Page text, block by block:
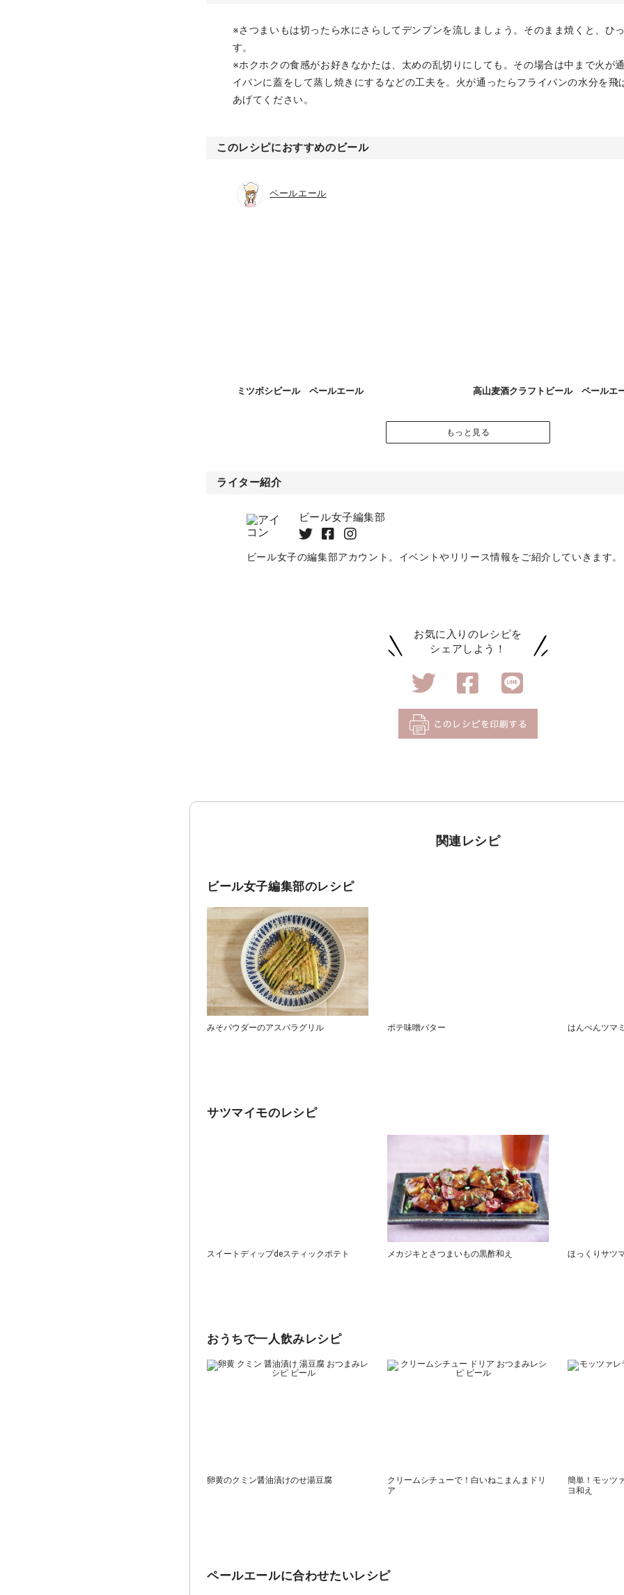
※さつまいもは切ったら水にさらしてデンプンを流しましょう。そのまま焼くと、ひ
す。
※ホクホクの食感がお好きなかたは、太めの乱切りにしても。その場合は中まで火が
イパンに蓋をして蒸し焼きにするなどの工夫を。火が通ったらフライパンの水分を飛
あげてください。
このレシピにおすすめのビール
ペールエール
ミツボシビール ペールエール 高山麦酒クラフトビール ペールエ
もっと見る
ライター紹介
ビール女子編集部
ビール女子の編集部アカウント。イベントやリリース情報をご紹介していきます。
お気に入りのレシピを
シェアしよう！
関連レシピ
ビール女子編集部のレシピ
みそパウダーのアスパラグリル ポテ味噌バター はんぺんツマ
サツマイモのレシピ
スイートディップdeスティックポテト メカジキとさつまいもの黒酢和え ほっくりサツ
おうちで一人飲みレシピ
卵黄のクミン醤油漬けのせ湯豆腐
クリームシチューで！白いねこまんまドリ
ア
簡単！モッツ
ヨ和え
ペールエールに合わせたいレシピ